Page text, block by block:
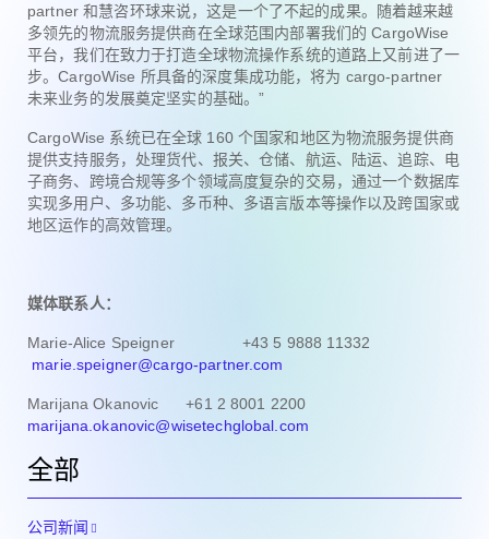
partner 和慧咨环球来说，这是一个了不起的成果。随着越来越
多领先的物流服务提供商在全球范围内部署我们的 CargoWise
平台，我们在致力于打造全球物流操作系统的道路上又前进了一
步。CargoWise 所具备的深度集成功能，将为 cargo-partner
未来业务的发展奠定坚实的基础。”
CargoWise 系统已在全球 160 个国家和地区为物流服务提供商
提供支持服务，处理货代、报关、仓储、航运、陆运、追踪、电
子商务、跨境合规等多个领域高度复杂的交易，通过一个数据库
实现多用户、多功能、多币种、多语言版本等操作以及跨国家或
地区运作的高效管理。
媒体联系人：
Marie-Alice Speigner +43 5 9888 11332
marie.speigner@cargo-partner.com
Marijana Okanovic +61 2 8001 2200
marijana.okanovic@wisetechglobal.com
全部
公司新闻